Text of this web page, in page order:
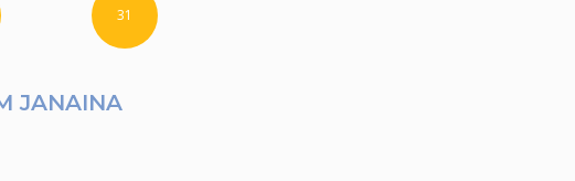
31
JANAINA